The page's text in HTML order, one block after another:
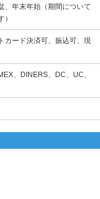
年末年始（期間について
カード決済可、振込可、現
、DINERS、DC、UC、